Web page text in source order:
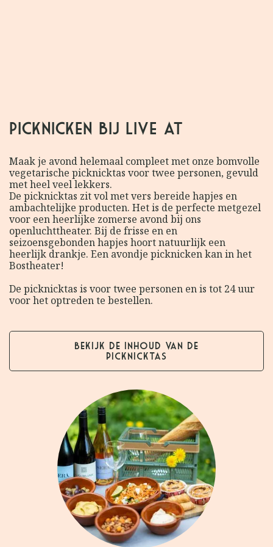
Picknicken bij Live at
Maak je avond helemaal compleet met onze bomvolle
vegetarische picknicktas voor twee personen, gevuld
met heel veel lekkers.
De picknicktas zit vol met vers bereide hapjes en
ambachtelijke producten. Het is de perfecte metgezel
voor een heerlijke zomerse avond bij ons
openluchttheater. Bij de frisse en en
seizoensgebonden hapjes hoort natuurlijk een
heerlijk drankje. Een avondje picknicken kan in het
Bostheater!
De picknicktas is voor twee personen en is tot 24 uur
voor het optreden te bestellen.
Bekijk de inhoud van de
picknicktas